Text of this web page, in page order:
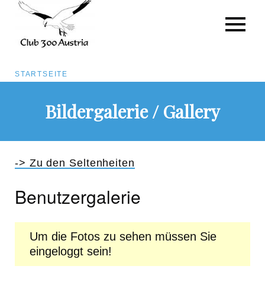
Inhalt
Pfadnavigation
STARTSEITE
Bildergalerie / Gallery
-> Zu den Seltenheiten
Benutzergalerie
Um die Fotos zu sehen müssen Sie
eingeloggt sein!